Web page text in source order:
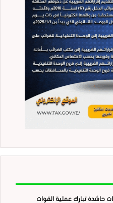
حاشدة تبارك عملية القوات